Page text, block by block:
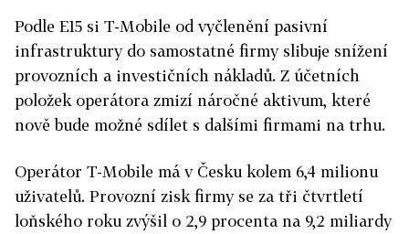
Podle E15 si T-Mobile od vyčlenění pasivní
infrastruktury do samostatné firmy slibuje snížení
provozních a investičních nákladů. Z účetních
položek operátora zmizí náročné aktivum, které
nově bude možné sdílet s dalšími firmami na trhu.
Operátor T-Mobile má v Česku kolem 6,4 milionu
uživatelů. Provozní zisk firmy se za tři čtvrtletí
loňského roku zvýšil o 2,9 procenta na 9,2 miliardy